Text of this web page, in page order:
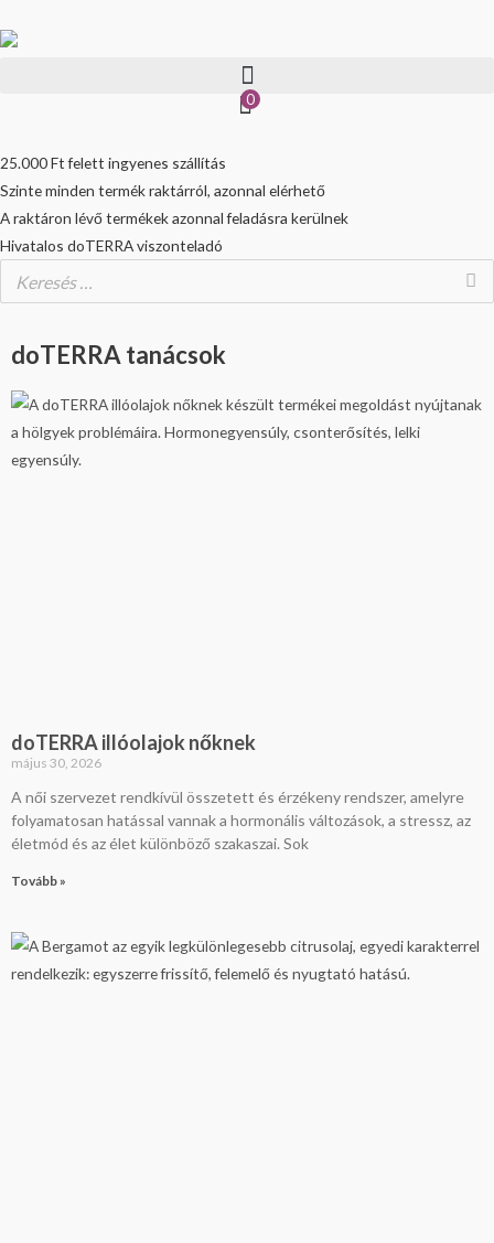
to
0
25.000 Ft felett ingyenes szállítás
Szinte minden termék raktárról, azonnal elérhető
A raktáron lévő termékek azonnal feladásra kerülnek
Hivatalos doTERRA viszonteladó
doTERRA tanácsok
doTERRA illóolajok nőknek
május 30, 2026
A női szervezet rendkívül összetett és érzékeny rendszer, amelyre
folyamatosan hatással vannak a hormonális változások, a stressz, az
életmód és az élet különböző szakaszai. Sok
Tovább »
Oldal
Oldal
Oldal
Oldal
Oldal
Oldal
Oldal
Oldal
Oldal
OldalOldalOldalOldal